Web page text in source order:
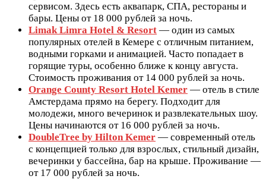
сервисом. Здесь есть аквапарк, СПА, рестораны и
бары. Цены от 18 000 рублей за ночь.
Limak Limra Hotel & Resort — один из самых
популярных отелей в Кемере с отличным питанием,
водными горками и анимацией. Часто попадает в
горящие туры, особенно ближе к концу августа.
Стоимость проживания от 14 000 рублей за ночь.
Orange County Resort Hotel Kemer — отель в стиле
Амстердама прямо на берегу. Подходит для
молодежи, много вечеринок и развлекательных шоу.
Цены начинаются от 16 000 рублей за ночь.
DoubleTree by Hilton Kemer — современный отель
с концепцией только для взрослых, стильный дизайн,
вечеринки у бассейна, бар на крыше. Проживание —
от 17 000 рублей за ночь.